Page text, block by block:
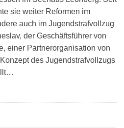
sie weiter Reformen im
auch im Jugendstrafvollzug
der Geschäftsführer von
einer Partnerorganisation von
des Jugendstrafvollzugs